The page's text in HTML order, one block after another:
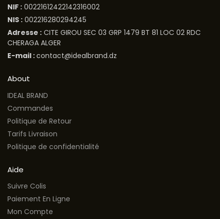
NIF : 00221612422142316002
NIS : 002216280294245
Adresse : CITE GIROU SEC 03 GRP 1479 BT 81 LOC 02 RDC
CHERAGA ALGER
E-mail :contact@idealbrand.dz
About
IDEAL BRAND
Commandes
Politique de Retour
Tarifs Livraison
Politique de confidentialité
Aide
Suivre Colis
Paiement En Ligne
Mon Compte